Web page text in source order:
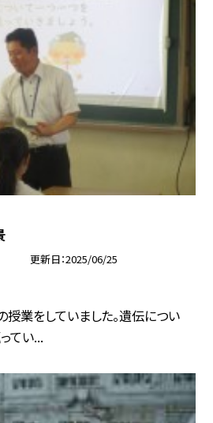
更新日 2025/06/25
業をしていました。遺伝につい
てい...